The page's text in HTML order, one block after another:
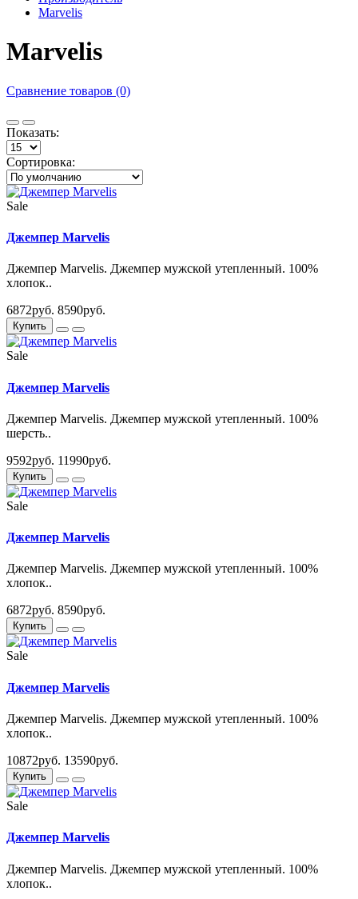
Marvelis
Marvelis
Сравнение товаров (0)
Показать:
Сортировка:
Sale
Джемпер Marvelis
Джемпер Marvelis. Джемпер мужской утепленный. 100%
хлопок..
6872руб. 8590руб.
Купить
Sale
Джемпер Marvelis
Джемпер Marvelis. Джемпер мужской утепленный. 100%
шерсть..
9592руб. 11990руб.
Купить
Sale
Джемпер Marvelis
Джемпер Marvelis. Джемпер мужской утепленный. 100%
хлопок..
6872руб. 8590руб.
Купить
Sale
Джемпер Marvelis
Джемпер Marvelis. Джемпер мужской утепленный. 100%
хлопок..
10872руб. 13590руб.
Купить
Sale
Джемпер Marvelis
Джемпер Marvelis. Джемпер мужской утепленный. 100%
хлопок..